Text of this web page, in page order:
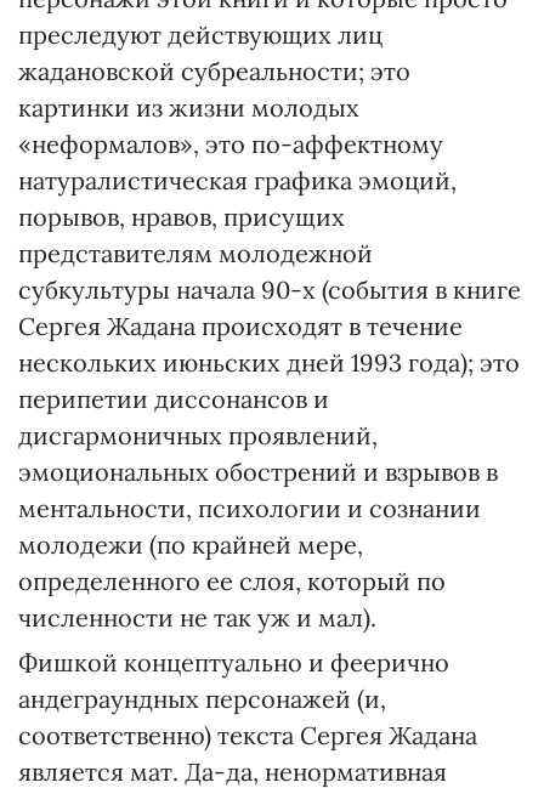
преследуют действующих лиц
жадановской субреальности; это
картинки из жизни молодых
«неформалов», это по-аффектному
натуралистическая графика эмоций,
порывов, нравов, присущих
представителям молодежной
субкультуры начала 90-х (события в книге
Сергея Жадана происходят в течение
нескольких июньских дней 1993 года); это
перипетии диссонансов и
дисгармоничных проявлений,
эмоциональных обострений и взрывов в
ментальности, психологии и сознании
молодежи (по крайней мере,
определенного ее слоя, который по
численности не так уж и мал).
Фишкой концептуально и феерично
андеграундных персонажей (и,
соответственно) текста Сергея Жадана
является мат. Да-да, ненормативная